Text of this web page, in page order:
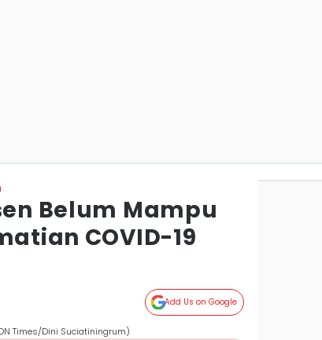
Belum Mampu
COVID-19
Add Us on Google
Times/Dini Suciatiningrum)